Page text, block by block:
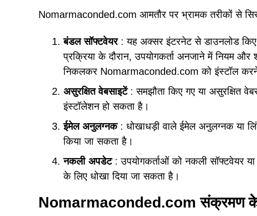
Nomarmaconded.com आमतौर पर भ्रामक तरीकों से
बंडल सॉफ्टवेयर: यह अक्सर इंटरनेट से डाउनलोड
प्रक्रिया के दौरान, उपयोगकर्ता अनजाने में नियम
निकलकर Nomarmaconded.com को इंस्टॉल
असुरक्षित वेबसाइटें: समझौता किए गए या असुरक्षित
इंस्टॉलेशन हो सकता है।
ईमेल अनुलग्नक: धोखाधड़ी वाले ईमेल अनुलग्नक या
किया जा सकता है।
नकली अपडेट: उपयोगकर्ताओं को नकली सॉफ्टवेयर
के लिए धोखा दिया जा सकता है।
Nomarmaconded.com संक्रमण के